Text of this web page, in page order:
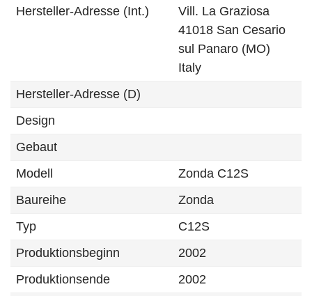
Hersteller-Adresse (Int.)
Vill. La Graziosa
41018 San Cesario
sul Panaro (MO)
Italy
Hersteller-Adresse (D)
Design
Gebaut
Modell
Zonda C12S
Baureihe
Zonda
Typ
C12S
Produktionsbeginn
2002
Produktionsende
2002